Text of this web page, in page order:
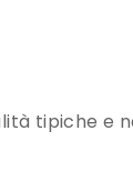
tipiche e